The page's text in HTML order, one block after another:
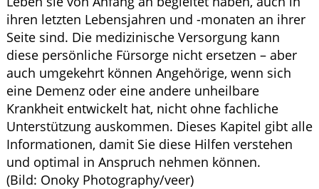
ihren letzten Lebensjahren und -monaten an ihrer
Seite sind. Die medizinische Versorgung kann
diese persönliche Fürsorge nicht ersetzen – aber
auch umgekehrt können Angehörige, wenn sich
eine Demenz oder eine andere unheilbare
Krankheit entwickelt hat, nicht ohne fachliche
Unterstützung auskommen. Dieses Kapitel gibt alle
Informationen, damit Sie diese Hilfen verstehen
und optimal in Anspruch nehmen können.
(Bild: Onoky Photography/veer)